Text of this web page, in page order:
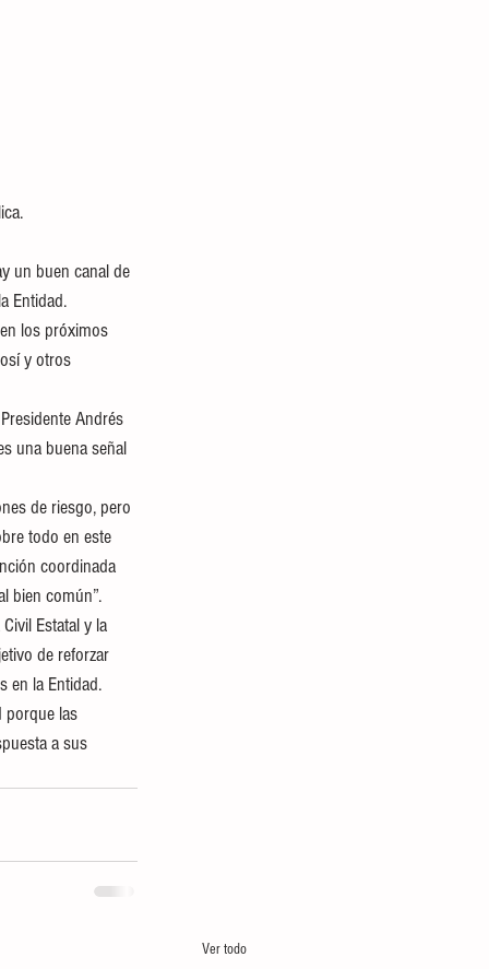
un buen canal de
Entidad.
los próximos
y otros
Andrés
una buena señal
de riesgo, pero
todo en este
coordinada
bien común”.
Estatal y la
de reforzar
en la Entidad.
porque las
a sus
Ver todo